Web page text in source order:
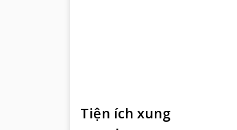
Tiện ích xung